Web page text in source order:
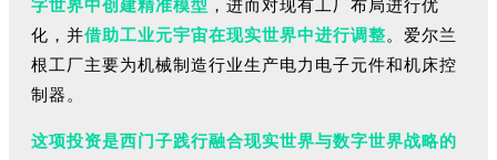
字世界中创建精准模型 ，进而对现有工厂布局进行优
化，并借助工业元宇宙在现实世界中进行调整。爱尔兰
根工厂主要为机械制造行业生产电力电子元件和机床控
制器。
这项投资是西门子践行融合现实世界与数字世界战略的